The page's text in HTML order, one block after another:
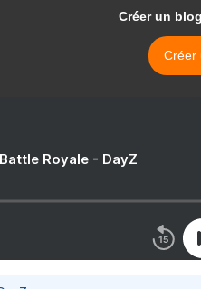
Créer un
Créer
Royale - DayZ